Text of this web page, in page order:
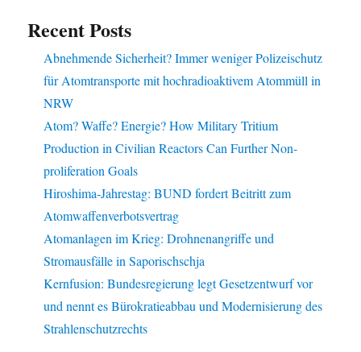
Recent Posts
Abnehmende Sicherheit? Immer weniger Polizeischutz
für Atomtransporte mit hochradioaktivem Atommüll in
NRW
Atom? Waffe? Energie? How Military Tritium
Production in Civilian Reactors Can Further Non-
proliferation Goals
Hiroshima-Jahrestag: BUND fordert Beitritt zum
Atomwaffenverbotsvertrag
Atomanlagen im Krieg: Drohnenangriffe und
Stromausfälle in Saporischschja
Kernfusion: Bundesregierung legt Gesetzentwurf vor
und nennt es Bürokratieabbau und Modernisierung des
Strahlenschutzrechts